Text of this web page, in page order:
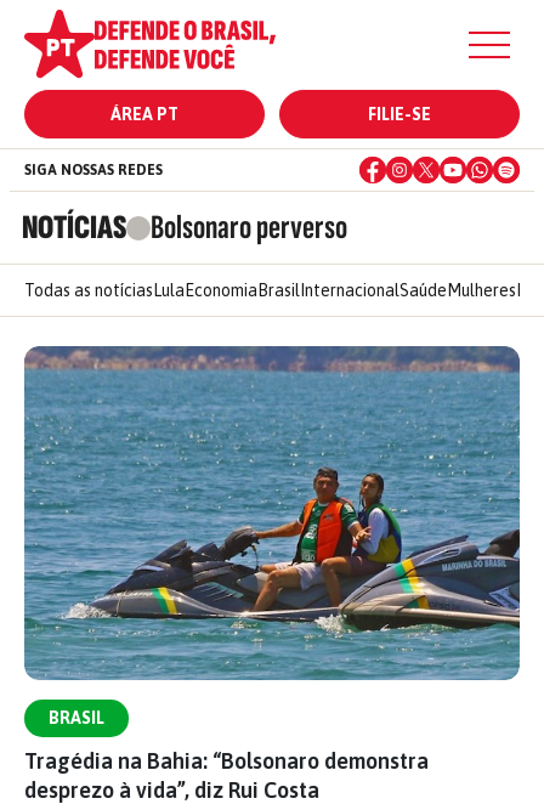
ÁREA PT FILIE-SE
NOTÍCIAS Bolsonaro perverso
SIGA NOSSAS REDES
Todas as notícias Lula Economia Brasil InternacionalSaúde Mulheres
BRASIL
Tragédia na Bahia: “Bolsonaro demonstra
desprezo à vida”, diz Rui Costa